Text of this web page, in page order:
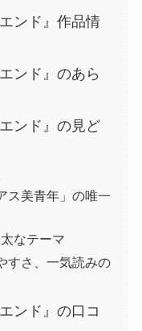
ンド』作品情
ンド』のあら
ンド』の見ど
ス美青年」の唯一
なテーマ
すさ、一気読みの
ンド』の口コ